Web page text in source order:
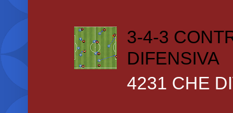
3-4-3
DIFENSIVA
4231 CHE